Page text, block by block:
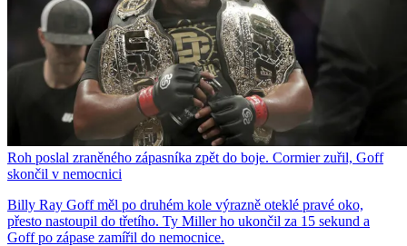
Roh poslal zraněného zápasníka zpět do boje. Cormier zuřil, Goff
skončil v nemocnici
Billy Ray Goff měl po druhém kole výrazně oteklé pravé oko,
přesto nastoupil do třetího. Ty Miller ho ukončil za 15 sekund a
Goff po zápase zamířil do nemocnice.